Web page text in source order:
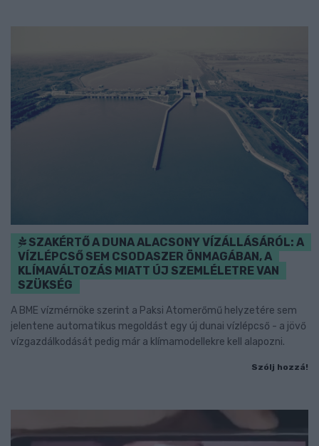
SZAKÉRTŐ A DUNA ALACSONY VÍZÁLLÁSÁRÓL: A
VÍZLÉPCSŐ SEM CSODASZER ÖNMAGÁBAN, A
KLÍMAVÁLTOZÁS MIATT ÚJ SZEMLÉLETRE VAN
SZÜKSÉG
A BME vízmérnöke szerint a Paksi Atomerőmű helyzetére sem
jelentene automatikus megoldást egy új dunai vízlépcső - a jövő
vízgazdálkodását pedig már a klímamodellekre kell alapozni.
Szólj hozzá!